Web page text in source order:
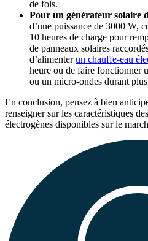
de fois.
Pour un générateur solaire
d’une puissance de 3000 W,
10 heures de charge pour
de panneaux solaires
d’alimenterun chauffe-eau
heure ou de faire fonctionner
ou un micro-ondes durant
En conclusion, pensez à bien
renseigner sur les caractéristiques
électrogènes disponibles sur le